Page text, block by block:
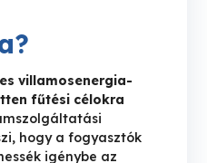
villamosenergia-
fűtési célokra
hogy a fogyasztók
igénybe az